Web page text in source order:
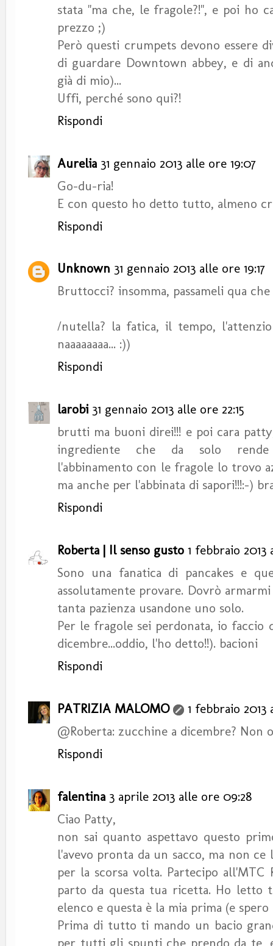
stata "ma che, le fragole?!", e poi ho
prezzo ;)
Però questi crumpets devono essere
di guardare Downtown abbey, e di
già di mio)...
Uffi, perché sono qui?!
Rispondi
Aurelia 31 gennaio 2013 alle ore 19:07
Go-du-ria!
E con questo ho detto tutto, almeno
Rispondi
Unknown 31 gennaio 2013 alle ore 19:17
Bruttocci? insomma, passameli qua
/nutella? la fatica, il tempo,
naaaaaaaa... :))
Rispondi
larobi 31 gennaio 2013 alle ore 22:15
brutti ma buoni direi!!! e poi cara
ingrediente che da solo rende
l'abbinamento con le fragole lo trovo
ma anche per l'abbinata di sapori!!!:-)
Rispondi
Roberta | Il senso gusto 1 febbraio 2013
Sono una fanatica di pancakes e
assolutamente provare. Dovrò
tanta pazienza usandone uno solo.
Per le fragole sei perdonata, io
dicembre...oddio, l'ho detto!!). bacioni
Rispondi
PATRIZIA MALOMO
1 febbraio 2013
@Roberta: zucchine a dicembre? Non
Rispondi
falentina 3 aprile 2013 alle ore 09:28
Ciao Patty,
non sai quanto aspettavo questo
l'avevo pronta da un sacco, ma non
per la scorsa volta. Partecipo all'MTC
parto da questa tua ricetta. Ho
elenco e questa è la mia prima (e
Prima di tutto ti mando un bacio
per tutti gli spunti che prendo da te,